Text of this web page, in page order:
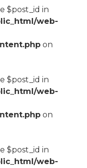
$post_id in
web-
on
$post_id in
web-
on
$post_id in
web-